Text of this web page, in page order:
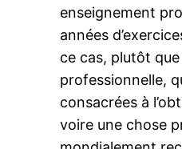
enseignement
années
ce cas, plutôt
professionnelle,
consacrées à
voire une chose